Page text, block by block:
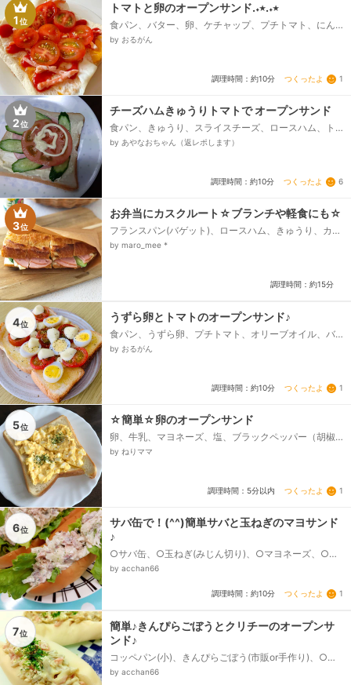
1位
トマトと卵のオープンサンド.‎˖٭.‎˖٭
食パン、バター、卵、ケチャップ、プチトマト、にん
じん千切り、胡麻ドレッシング
by おるがん
調理時間：約10分 つくったよ 1
2位
チーズハムきゅうりトマトで オープンサンド
食パン、きゅうり、スライスチーズ、ロースハム、ト
マト、マヨネーズ
by あやなおちゃん（返レポします）
調理時間：約10分 つくったよ 6
3位
お弁当にカスクルート☆ブランチや軽食にも☆
フランスパン(バゲット)、ロースハム、きゅうり、カマ
ンベールチーズ(ホール)、バター、★マヨネーズ、★粒
by maro_mee *
調理時間：約15分
4位
うずら卵とトマトのオープンサンド♪
食パン、うずら卵、プチトマト、オリーブオイル、バ
ター、モッツァレラチーズ、黒コショウ
by おるがん
調理時間：約10分 つくったよ 1
5位
☆簡単☆卵のオープンサンド
卵、牛乳、マヨネーズ、塩、ブラックペッパー（胡椒
でも）、パン、乾燥パセリ
by ねりママ
調理時間：5分以内 つくったよ 1
6位
サバ缶で！(^^)簡単サバと玉ねぎのマヨサンド
♪
○サバ缶、○玉ねぎ(みじん切り)、○マヨネーズ、○ア
オサ粉、フレンチマスタード、サニーレタス、ホット
by acchan66
調理時間：約10分 つくったよ 1
7位
簡単♪きんぴらごぼうとクリチーのオープンサ
ンド♪
コッペパン(小)、きんぴらごぼう(市販or手作り)、○マ
ヨネーズ、○醤油、アオサ粉(or青のり)、クリームチー
by acchan66